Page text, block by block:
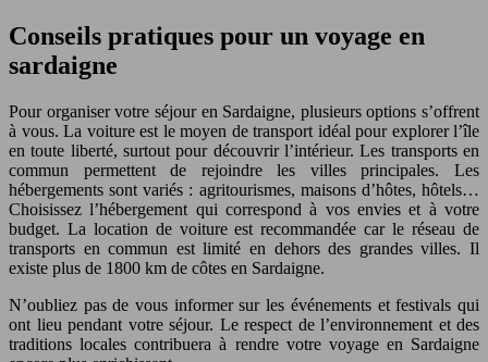
Conseils pratiques pour un voyage en
sardaigne
Pour organiser votre séjour en Sardaigne, plusieurs options s’offrent
à vous. La voiture est le moyen de transport idéal pour explorer l’île
en toute liberté, surtout pour découvrir l’intérieur. Les transports en
commun permettent de rejoindre les villes principales. Les
hébergements sont variés : agritourismes, maisons d’hôtes, hôtels…
Choisissez l’hébergement qui correspond à vos envies et à votre
budget. La location de voiture est recommandée car le réseau de
transports en commun est limité en dehors des grandes villes. Il
existe plus de 1800 km de côtes en Sardaigne.
N’oubliez pas de vous informer sur les événements et festivals qui
ont lieu pendant votre séjour. Le respect de l’environnement et des
traditions locales contribuera à rendre votre voyage en Sardaigne